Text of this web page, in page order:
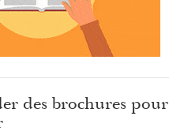
des brochures pour